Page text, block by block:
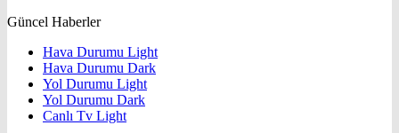
Güncel Haberler
Hava Durumu Light
Hava Durumu Dark
Yol Durumu Light
Yol Durumu Dark
Canlı Tv Light